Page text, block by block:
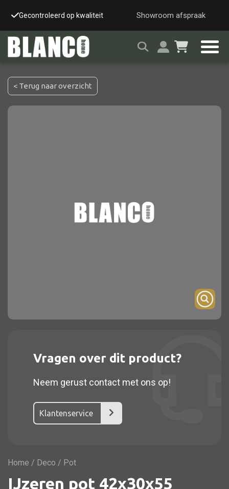
Gecontroleerd op kwaliteit Snelle & veilige
Showroom afspraak
Alle kasten
Dressoir
Nachtkast
Vitrine
TV meubel
< Terug naar overzicht
Vragen over dit product?
Neem gerust contact met ons op!
Klantenservice
Home / Deco / Pot
IJzeren pot 42x30x55